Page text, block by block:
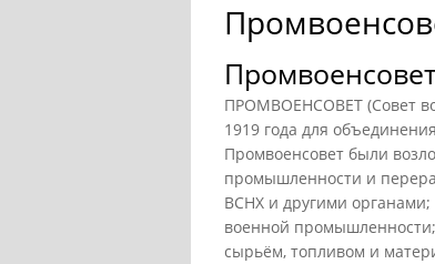
ПРОМВОЕНСОВЕТ (Совет
1919 года для
Промвоенсовет были
промышленности и
ВСНХ и другими
военной
сырьём, топливом и